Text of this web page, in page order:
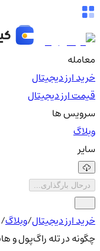
معامله
خرید ارز دیجیتال
قیمت ارز دیجیتال
سرویس ها
وبلاگ
سایر
درحال بارگذاری...
خرید ارز دیجیتال/وبلاگ/
چگونه در تله راگ‌پول و